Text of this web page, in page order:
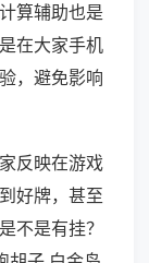
算辅助也是
在大家手机
，避免影响
反映在游戏
好牌，甚至
不是有挂？